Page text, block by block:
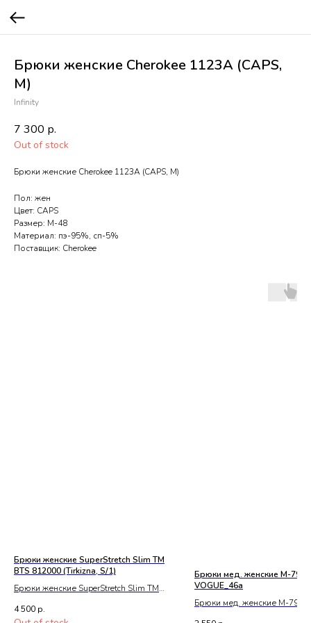
Брюки женские Cherokee 1123A (CAPS,
M)
Infinity
7 300 р.
Out of stock
Брюки женские Cherokee 1123A (CAPS, M)
Пол: жен
Цвет: CAPS
Размер: M-48
Материал: пэ-95%, сп-5%
Поставщик: Cherokee
Брюки женские SuperStretch Slim TM
BTS 812000 (Tirkizna, S/1)
Брюки женские SuperStretch Slim TM
4 500 р.
Брюки мед. женские М-
VOGUE_46а
Брюки мед. женские М-7940